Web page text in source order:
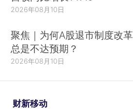
2026年08月10日
聚焦｜为何A股退市制度改革
总是不达预期？
2026年08月10日
财新移动